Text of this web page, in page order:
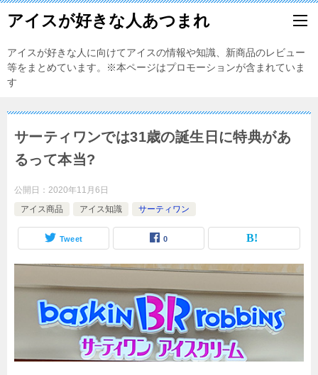
アイスが好きな人あつまれ
アイスが好きな人に向けてアイスの情報や知識、新商品のレビュー
等をまとめています。※本ページはプロモーションが含まれていま
す
サーティワンでは31歳の誕生日に特典があ
るって本当?
公開日： 2020年11月6日
アイス商品
アイス知識 サーティワン
Tweet 0